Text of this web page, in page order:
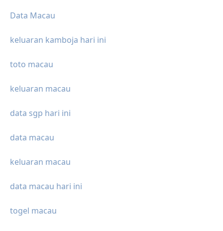
Data Macau
keluaran kamboja hari ini
toto macau
keluaran macau
data sgp hari ini
data macau
keluaran macau
data macau hari ini
togel macau